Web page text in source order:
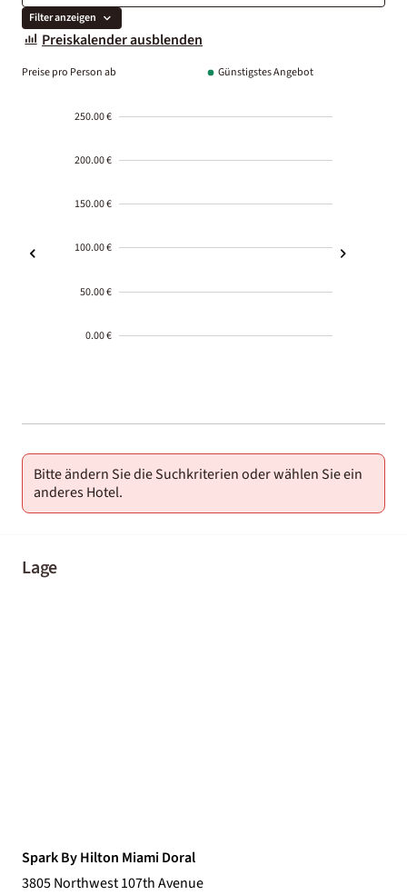
Filter anzeigen
Preiskalender ausblenden
Preise pro Person ab Günstigstes Angebot
250.00 €
200.00 €
150.00 €
100.00 €
50.00 €
0.00 €
01-02
Bitte ändern Sie die Suchkriterien oder wählen Sie ein
anderes Hotel.
Lage
Spark By Hilton Miami Doral
3805 Northwest 107th Avenue